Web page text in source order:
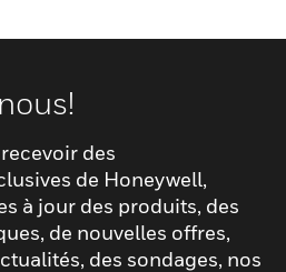
des
de Honeywell,
à jour des produits, des
de nouvelles offres,
des sondages, nos